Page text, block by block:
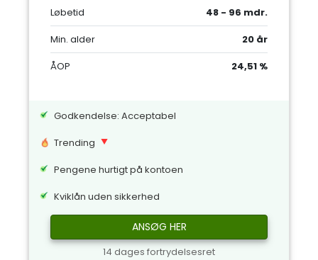
Løbetid
48 - 96 mdr.
Min. alder
20 år
ÅOP
24,51 %
Godkendelse: Acceptabel
Trending
Pengene hurtigt på kontoen
Kviklån uden sikkerhed
ANSØG HER
14 dages fortrydelsesret